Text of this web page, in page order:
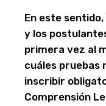
En este
y los
primera vez al
cuáles pruebas
inscribir
Comprensión